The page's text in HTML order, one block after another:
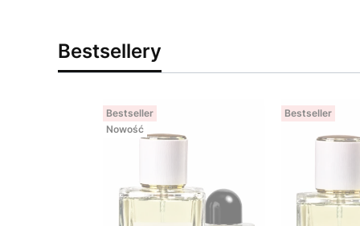
Bestsellery
Bestseller
Nowość
Bestseller